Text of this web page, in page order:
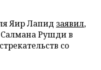
Яир Лапид заявил,
Рушди в
со